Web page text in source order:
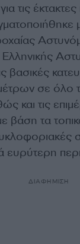
τις
βασικές
σε όλο
και τις
βάση τα
ευρύτερη
ΔΙΑΦΗΜΙΣΗ